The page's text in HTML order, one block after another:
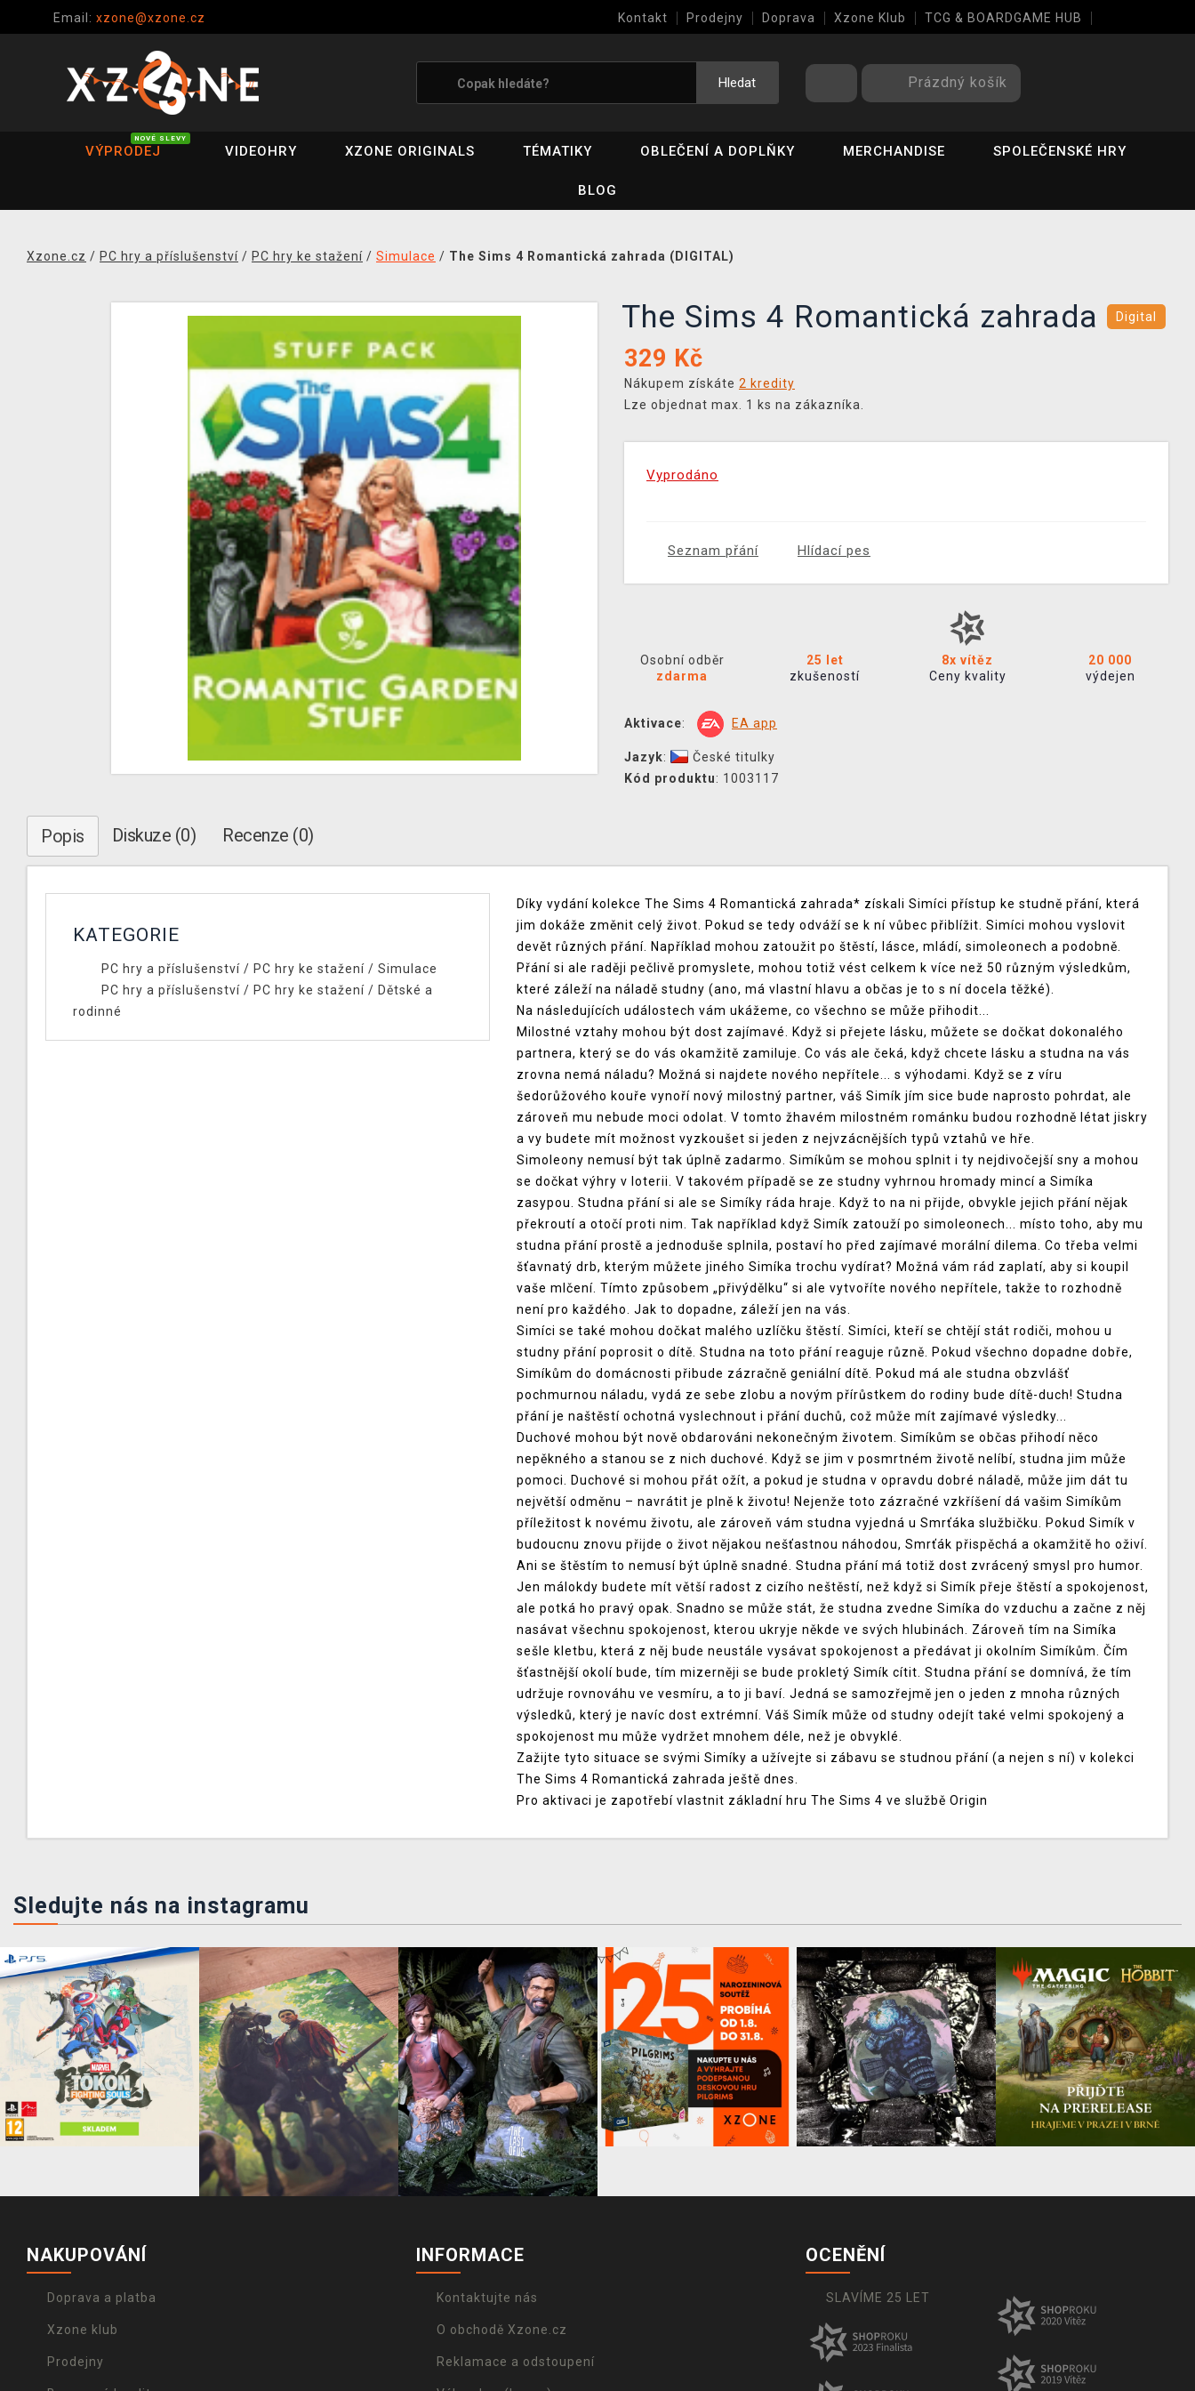
Email: xzone@xzone.cz Kontakt Prodejny Doprava Xzone Klub TCG & BOARDGAME HUB
Hledat Prázdný košík
VÝPRODEJ
NOVÉ SLEVY
VIDEOHRY XZONE ORIGINALS TÉMATIKY OBLEČENÍ A DOPLŇKY MERCHANDISE SPOLEČENSKÉ HRY
BLOG
Xzone.cz / PC hry a příslušenství / PC hry ke stažení / Simulace / The Sims 4 Romantická zahrada (DIGITAL)
The Sims 4 Romantická zahrada Digital
329 Kč
Nákupem získáte 2 kredity
Lze objednat max. 1 ks na zákazníka.
Vyprodáno
Seznam přání Hlídací pes
Osobní odběr
zdarma
25 let
zkušeností
8x vítěz
Ceny kvality
20 000
výdejen
Aktivace: EA app
Jazyk:
České titulky
Kód produktu: 1003117
Popis Diskuze (0) Recenze (0)
KATEGORIE
PC hry a příslušenství/ PC hry ke stažení/ Simulace
PC hry a příslušenství/ PC hry ke stažení/ Dětské a
rodinné
Díky vydání kolekce The Sims 4 Romantická zahrada* získali Simíci přístup ke studně přání, která
jim dokáže změnit celý život. Pokud se tedy odváží se k ní vůbec přiblížit. Simíci mohou vyslovit
devět různých přání. Například mohou zatoužit po štěstí, lásce, mládí, simoleonech a podobně.
Přání si ale raději pečlivě promyslete, mohou totiž vést celkem k více než 50 různým výsledkům,
které záleží na náladě studny (ano, má vlastní hlavu a občas je to s ní docela těžké).
Na následujících událostech vám ukážeme, co všechno se může přihodit...
Milostné vztahy mohou být dost zajímavé. Když si přejete lásku, můžete se dočkat dokonalého
partnera, který se do vás okamžitě zamiluje. Co vás ale čeká, když chcete lásku a studna na vás
zrovna nemá náladu? Možná si najdete nového nepřítele... s výhodami. Když se z víru
šedorůžového kouře vynoří nový milostný partner, váš Simík jím sice bude naprosto pohrdat, ale
zároveň mu nebude moci odolat. V tomto žhavém milostném románku budou rozhodně létat jiskry
a vy budete mít možnost vyzkoušet si jeden z nejvzácnějších typů vztahů ve hře.
Simoleony nemusí být tak úplně zadarmo. Simíkům se mohou splnit i ty nejdivočejší sny a mohou
se dočkat výhry v loterii. V takovém případě se ze studny vyhrnou hromady mincí a Simíka
zasypou. Studna přání si ale se Simíky ráda hraje. Když to na ni přijde, obvykle jejich přání nějak
překroutí a otočí proti nim. Tak například když Simík zatouží po simoleonech... místo toho, aby mu
studna přání prostě a jednoduše splnila, postaví ho před zajímavé morální dilema. Co třeba velmi
šťavnatý drb, kterým můžete jiného Simíka trochu vydírat? Možná vám rád zaplatí, aby si koupil
vaše mlčení. Tímto způsobem „přivýdělku“ si ale vytvoříte nového nepřítele, takže to rozhodně
není pro každého. Jak to dopadne, záleží jen na vás.
Simíci se také mohou dočkat malého uzlíčku štěstí. Simíci, kteří se chtějí stát rodiči, mohou u
studny přání poprosit o dítě. Studna na toto přání reaguje různě. Pokud všechno dopadne dobře,
Simíkům do domácnosti přibude zázračně geniální dítě. Pokud má ale studna obzvlášť
pochmurnou náladu, vydá ze sebe zlobu a novým přírůstkem do rodiny bude dítě-duch! Studna
přání je naštěstí ochotná vyslechnout i přání duchů, což může mít zajímavé výsledky...
Duchové mohou být nově obdarováni nekonečným životem. Simíkům se občas přihodí něco
nepěkného a stanou se z nich duchové. Když se jim v posmrtném životě nelíbí, studna jim může
pomoci. Duchové si mohou přát ožít, a pokud je studna v opravdu dobré náladě, může jim dát tu
největší odměnu – navrátit je plně k životu! Nejenže toto zázračné vzkříšení dá vašim Simíkům
příležitost k novému životu, ale zároveň vám studna vyjedná u Smrťáka službičku. Pokud Simík v
budoucnu znovu přijde o život nějakou nešťastnou náhodou, Smrťák přispěchá a okamžitě ho oživí.
Ani se štěstím to nemusí být úplně snadné. Studna přání má totiž dost zvrácený smysl pro humor.
Jen málokdy budete mít větší radost z cizího neštěstí, než když si Simík přeje štěstí a spokojenost,
ale potká ho pravý opak. Snadno se může stát, že studna zvedne Simíka do vzduchu a začne z něj
nasávat všechnu spokojenost, kterou ukryje někde ve svých hlubinách. Zároveň tím na Simíka
sešle kletbu, která z něj bude neustále vysávat spokojenost a předávat ji okolním Simíkům. Čím
šťastnější okolí bude, tím mizerněji se bude prokletý Simík cítit. Studna přání se domnívá, že tím
udržuje rovnováhu ve vesmíru, a to ji baví. Jedná se samozřejmě jen o jeden z mnoha různých
výsledků, který je navíc dost extrémní. Váš Simík může od studny odejít také velmi spokojený a
spokojenost mu může vydržet mnohem déle, než je obvyklé.
Zažijte tyto situace se svými Simíky a užívejte si zábavu se studnou přání (a nejen s ní) v kolekci
The Sims 4 Romantická zahrada ještě dnes.
Pro aktivaci je zapotřebí vlastnit základní hru The Sims 4 ve službě Origin
Sledujte nás na instagramu
NAKUPOVÁNÍ
Doprava a platba
Xzone klub
Prodejny
INFORMACE
Kontaktujte nás
O obchodě Xzone.cz
Reklamace a odstoupení
OCENĚNÍ
SLAVÍME 25 LET